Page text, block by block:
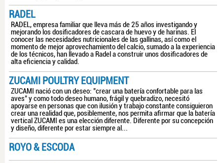
RADEL
RADEL, empresa familiar que lleva más de 25 años investigando y
mejorando los dosificadores de cascara de huevo y de harinas. El
conocer las necesidades nutricionales de las gallinas, así como el
momento de mejor aprovechamiento del calcio, sumado a la experiencia
de los técnicos, han llevado a Radel a construir unos dosificadores de
alta eficiencia y calidad.
ZUCAMI POULTRY EQUIPMENT
ZUCAMI nació con un deseo: "crear una batería confortable para las
aves" y como todo deseo humano, frágil y quebradizo, necesitó
apoyarse en personas que con ilusión y trabajo constante consiguieron
crear una realidad que, posiblemente, nos permita afirmar que la batería
vertical ZUCAMI es una elección diferente. Diferente por su concepción
y diseño, diferente por estar siempre al...
ROYO & ESCODA